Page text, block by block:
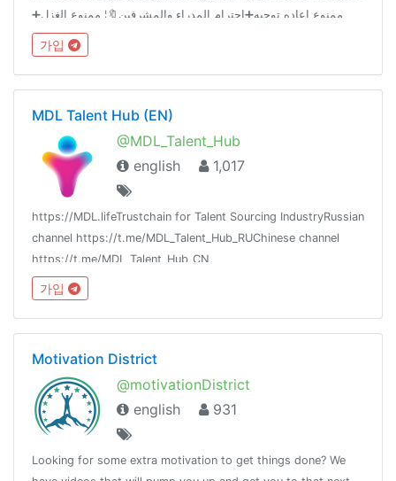
ممنوع اعاده توجيه➕احترام المدراء والمشرفين🔖¦ ممنوع الغزل➕
가입
MDL Talent Hub (EN)
@MDL_Talent_Hub
english
1,017
https://MDL.lifeTrustchain for Talent Sourcing IndustryRussian
channel https://t.me/MDL_Talent_Hub_RUChinese channel
https://t.me/MDL_Talent_Hub_CN
가입
Motivation District
@motivationDistrict
english
931
Looking for some extra motivation to get things done? We